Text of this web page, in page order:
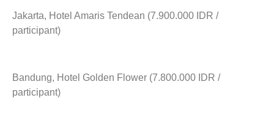
Jakarta, Hotel Amaris Tendean (7.900.000 IDR /
participant)
Bandung, Hotel Golden Flower (7.800.000 IDR /
participant)